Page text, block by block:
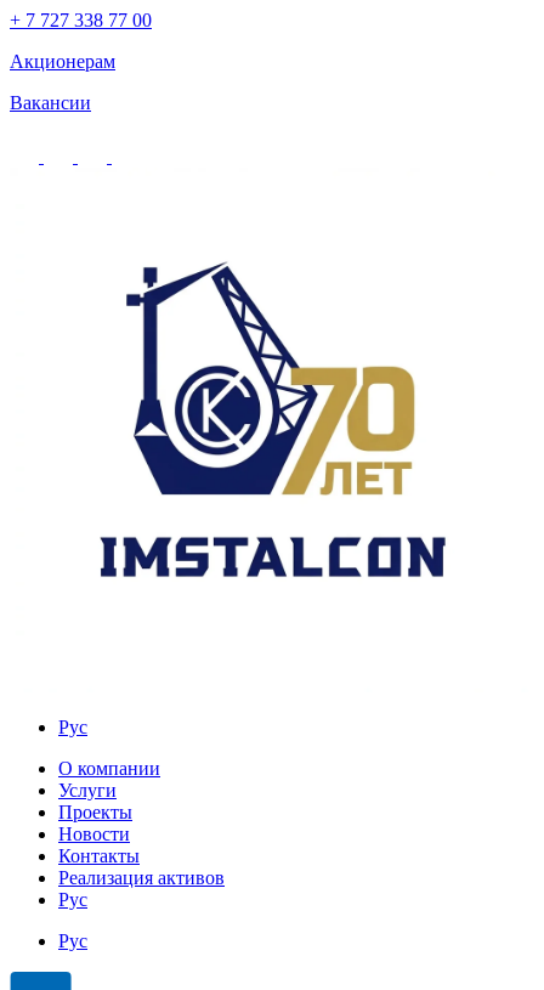
+ 7 727 338 77 00
Акционерам
Вакансии
Рус
О компании
Услуги
Проекты
Новости
Контакты
Реализация активов
Рус
Рус